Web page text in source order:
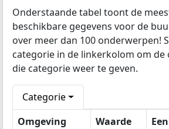
Onderstaande tabel toont de
beschikbare gegevens voor de
over meer dan 100 onderwerpen!
categorie in de linkerkolom om
die categorie weer te geven.
Categorie
Omgeving
Waarde